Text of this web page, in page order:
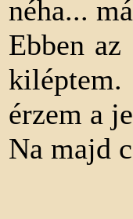
néha...
Ebben
érzem a
Na majd